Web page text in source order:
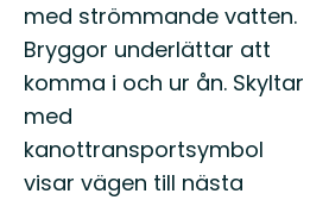
med strömmande vatten.
Bryggor underlättar att
komma i och ur ån. Skyltar
med
kanottransportsymbol
visar vägen till nästa